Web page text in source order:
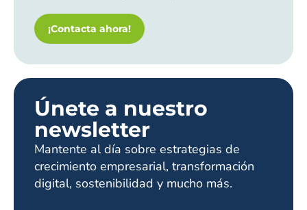
¡Contacta ahora!
Únete a nuestro
newsletter
Mantente al día sobre estrategias de
crecimiento empresarial, transformación
digital, sostenibilidad y mucho más.